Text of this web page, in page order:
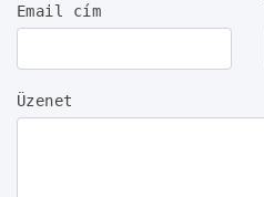
Email cím
Üzenet